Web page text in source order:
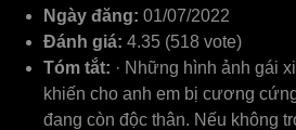
Ngày đăng: 01/07/2022
Đánh giá: 4.35 (518 vote)
Tóm tắt: · Những hình ảnh gái
khiến cho anh em bị cương
đang còn độc thân. Nếu không